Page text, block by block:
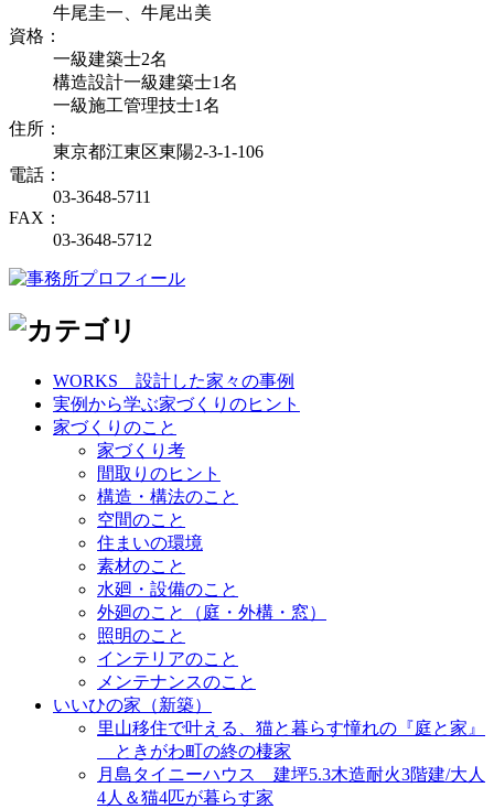
牛尾圭一、牛尾出美
資格：
一級建築士2名
構造設計一級建築士1名
一級施工管理技士1名
住所：
東京都江東区東陽2-3-1-106
電話：
03-3648-5711
FAX：
03-3648-5712
WORKS＿設計した家々の事例
実例から学ぶ家づくりのヒント
家づくりのこと
家づくり考
間取りのヒント
構造・構法のこと
空間のこと
住まいの環境
素材のこと
水廻・設備のこと
外廻のこと（庭・外構・窓）
照明のこと
インテリアのこと
メンテナンスのこと
いいひの家（新築）
里山移住で叶える、猫と暮らす憧れの『庭と家』
＿ときがわ町の終の棲家
月島タイニーハウス＿建坪5.3木造耐火3階建/大人
4人＆猫4匹が暮らす家